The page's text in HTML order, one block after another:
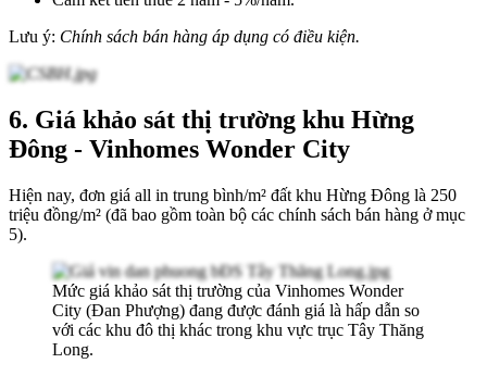
Lưu ý: Chính sách bán hàng áp dụng có điều kiện.
6. Giá khảo sát thị trường khu Hừng
Đông - Vinhomes Wonder City
Hiện nay, đơn giá all in trung bình/m² đất khu Hừng Đông là 250
triệu đồng/m² (đã bao gồm toàn bộ các chính sách bán hàng ở mục
5).
Mức giá khảo sát thị trường của Vinhomes Wonder
City (Đan Phượng) đang được đánh giá là hấp dẫn so
với các khu đô thị khác trong khu vực trục Tây Thăng
Long.